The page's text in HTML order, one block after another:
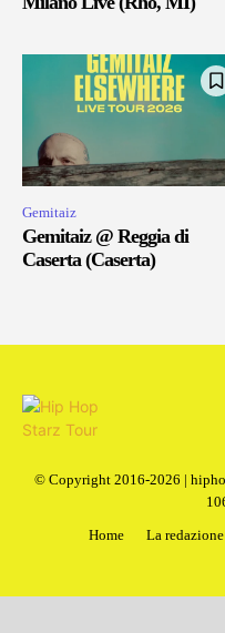
Gemitaiz
Gemitaiz @ Reggia di
Caserta (Caserta)
© Copyright 2016-2026 |
Home
La redazione